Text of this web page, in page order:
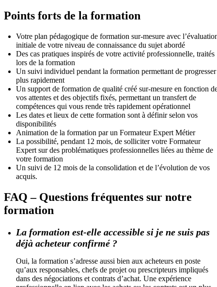
Points forts de la formation
Votre plan pédagogique de formation sur-mesure avec
initiale de votre niveau de connaissance du sujet abordé
Des cas pratiques inspirés de votre activité professionnelle, traités
lors de la formation
Un suivi individuel pendant la formation permettant de progresser
plus rapidement
Un support de formation de qualité créé sur-mesure en fonction
vos attentes et des objectifs fixés, permettant un transfert de
compétences qui vous rende très rapidement opérationnel
Les dates et lieux de cette formation sont à définir selon vos
disponibilités
Animation de la formation par un Formateur Expert Métier
La possibilité, pendant 12 mois, de solliciter votre Formateur
Expert sur des problématiques professionnelles liées au thème de
votre formation
Un suivi de 12 mois de la consolidation et de l’évolution de vos
acquis.
FAQ – Questions fréquentes sur notre
formation
La formation est-elle accessible si je ne suis pas
déjà acheteur confirmé ?
Oui, la formation s’adresse aussi bien aux acheteurs en poste
qu’aux responsables, chefs de projet ou prescripteurs impliqués
dans des négociations et contrats d’achat. Une expérience